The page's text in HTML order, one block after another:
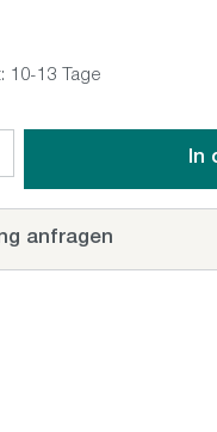
10-13 Tage
Wert ein
In
anfragen